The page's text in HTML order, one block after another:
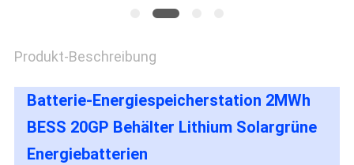
Produkt-Beschreibung
Batterie-Energiespeicherstation 2MWh
BESS 20GP Behälter Lithium Solargrüne
Energiebatterien